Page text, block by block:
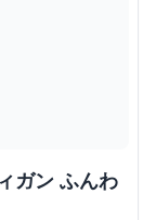
ガン ふんわ